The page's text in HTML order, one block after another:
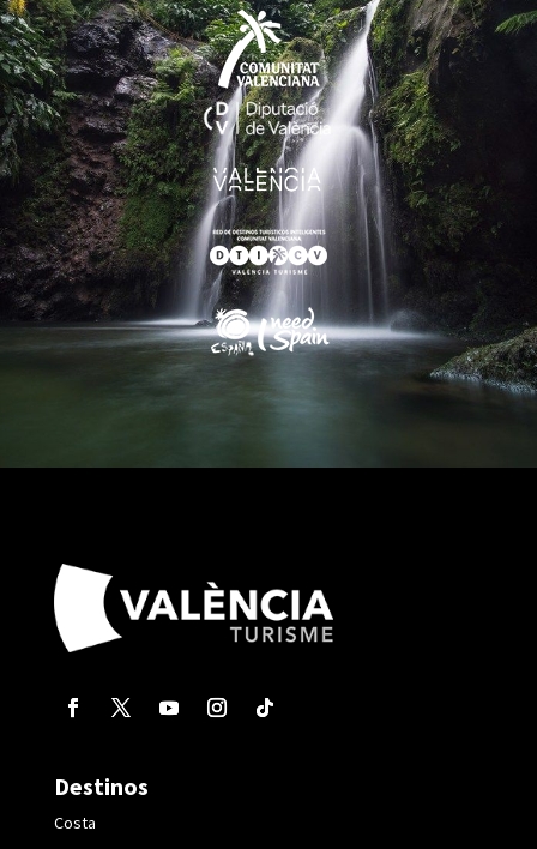
Destinos
Costa